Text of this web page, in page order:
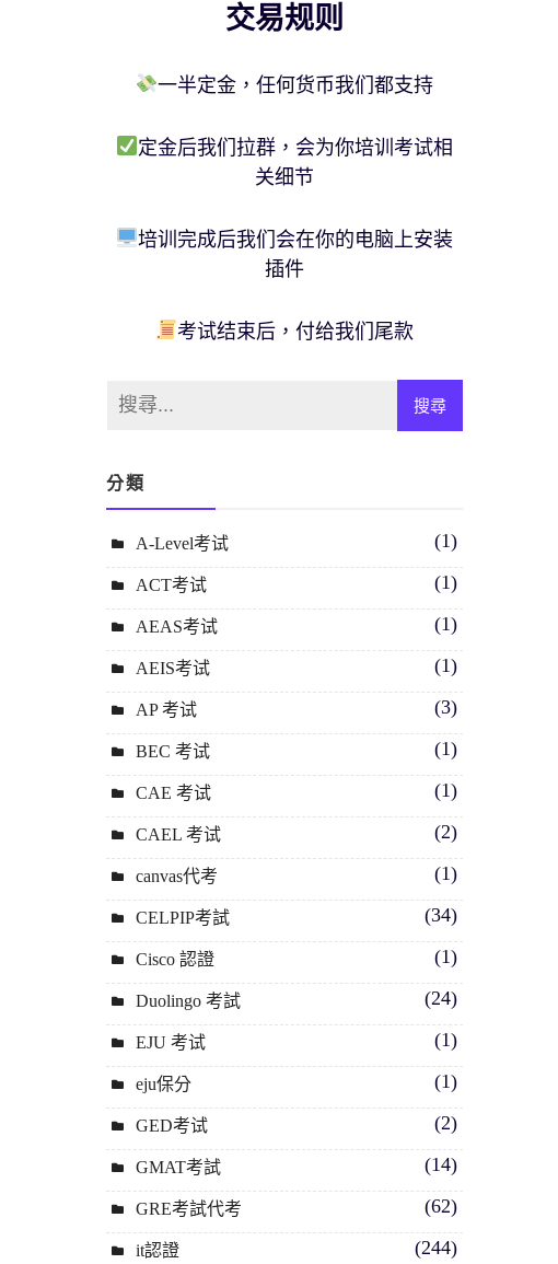
交易规则
一半定金，任何货币我们都支持
定金后我们拉群，会为你培训考试相
关细节
培训完成后我们会在你的电脑上安装
插件
考试结束后，付给我们尾款
分類
A-Level考试 (1)
ACT考试 (1)
AEAS考试 (1)
AEIS考试 (1)
AP 考试 (3)
BEC 考试 (1)
CAE 考试 (1)
CAEL 考试 (2)
canvas代考 (1)
CELPIP考試 (34)
Cisco 認證 (1)
Duolingo 考試 (24)
EJU 考试 (1)
eju保分 (1)
GED考试 (2)
GMAT考試 (14)
GRE考試代考 (62)
it認證 (244)